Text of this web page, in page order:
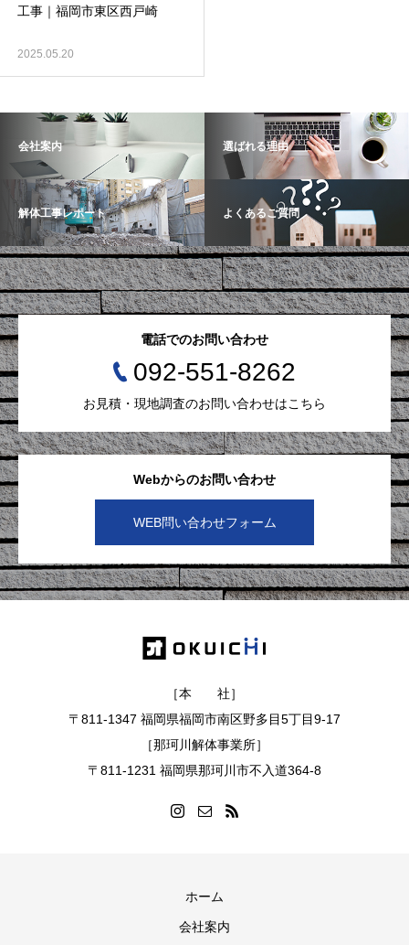
工事｜福岡市東区西戸崎
2025.05.20
会社案内 選ばれる理由
解体工事レポート よくあるご質問
Webからのお問い合わせ
WEB問い合わせフォーム
電話でのお問い合わせ
092-551-8262
お見積・現地調査のお問い合わせはこちら
［本 社］
〒811-1347 福岡県福岡市南区野多目5丁目9-17
［那珂川解体事業所］
〒811-1231 福岡県那珂川市不入道364-8
ホーム
会社案内